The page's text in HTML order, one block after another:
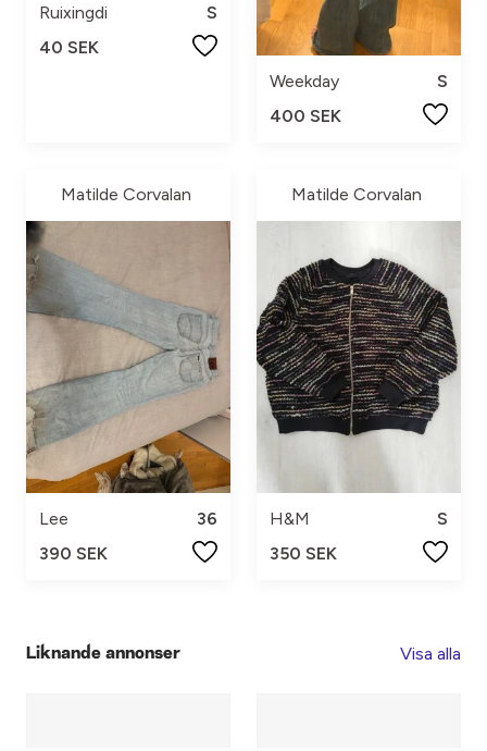
Ruixingdi
S
40 SEK
Weekday
S
400 SEK
Matilde Corvalan
Lee
36
390 SEK
Matilde Corvalan
H&M
S
350 SEK
Liknande annonser Visa alla